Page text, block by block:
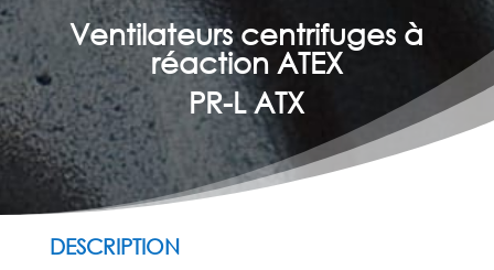
Ventilateurs centrifuges à
réaction ATEX
PR-L ATX
DESCRIPTION